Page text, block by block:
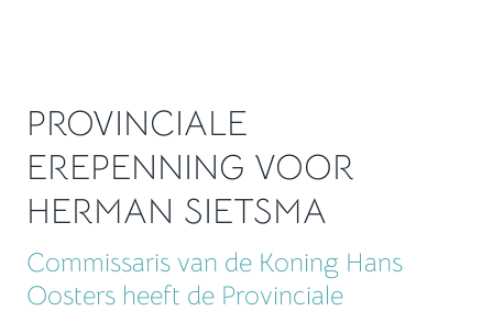
PROVINCIALE
EREPENNING VOOR
HERMAN SIETSMA
Commissaris van de Koning Hans
Oosters heeft de Provinciale